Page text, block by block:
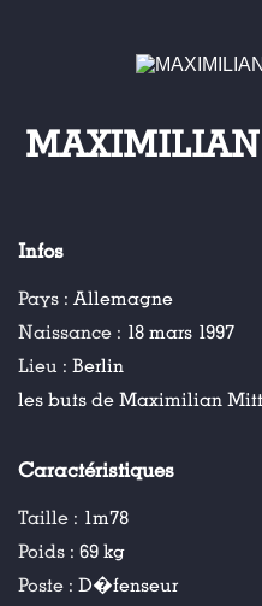
MAXIMILIAN
Infos
Pays : Allemagne
Naissance : 18 mars 1997
Lieu : Berlin
les buts de Maximilian
Caractéristiques
Taille : 1m78
Poids : 69 kg
Poste : D�fenseur